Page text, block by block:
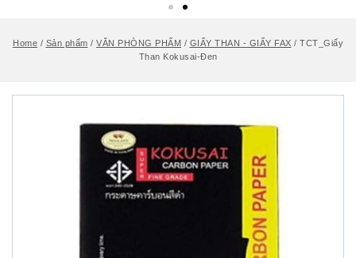
Home / Sản phẩm / VĂN PHÒNG PHẨM / GIẤY THAN - GIẤY FAX / TCT_Giấy
Than Kokusai-Đen